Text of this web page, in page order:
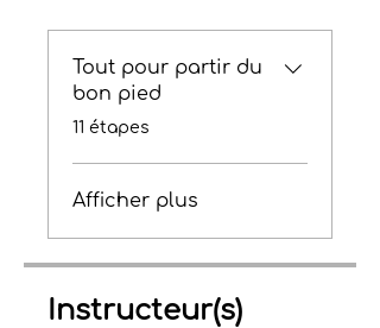
Tout pour partir du
bon pied
.11 étapes
Afficher plus
Instructeur(s)